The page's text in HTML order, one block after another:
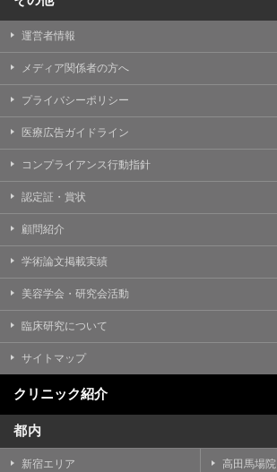
運営者情報
メディア関係者の方へ
プライバシーポリシー
医療広告ガイドライン
コンプライアンス行動指針
認定証・賞状
顧問紹介
学術論文掲載実績
美容学会・研究会活動
臨床研究について
サイトマップ
クリニック紹介
都内
新宿エリア 高田馬場院